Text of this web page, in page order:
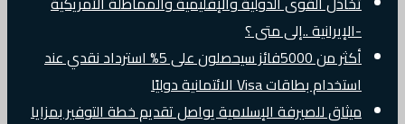
-الإيرانية ..إلى متى ؟
أكثر من 5000فائز سيحصلون على 5% استرداد نقدي عند
استخدام بطاقات Visa الائتمانية دوليًا
ميثاق للصيرفة الإسلامية يواصل تقديم خطة التوفير بمزايا